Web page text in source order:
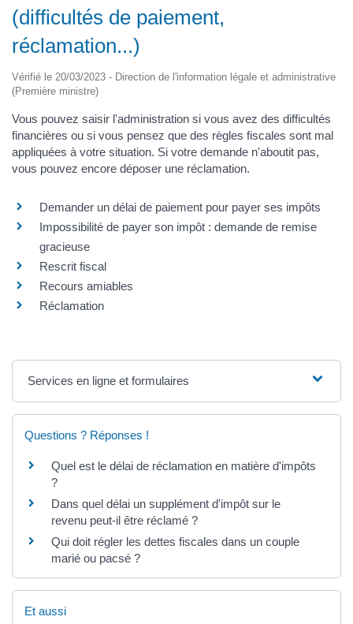
(difficultés de paiement,
réclamation...)
Vérifié le 20/03/2023 - Direction de l'information légale et administrative
(Première ministre)
Vous pouvez saisir l'administration si vous avez des difficultés
financières ou si vous pensez que des règles fiscales sont mal
appliquées à votre situation. Si votre demande n'aboutit pas,
vous pouvez encore déposer une réclamation.
Demander un délai de paiement pour payer ses impôts
Impossibilité de payer son impôt : demande de remise
gracieuse
Rescrit fiscal
Recours amiables
Réclamation
Services en ligne et formulaires
Questions ? Réponses !
Quel est le délai de réclamation en matière d'impôts
?
Dans quel délai un supplément d'impôt sur le
revenu peut-il être réclamé ?
Qui doit régler les dettes fiscales dans un couple
marié ou pacsé ?
Et aussi